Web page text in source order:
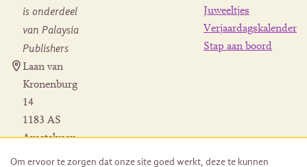
is onderdeel
van Palaysia
Publishers
Laan van
Kronenburg
14
1183 AS
Amstelveen
Juweeltjes
Verjaardagskalender
Stap aan boord
Om ervoor te zorgen dat onze site goed werkt, deze te kunnen